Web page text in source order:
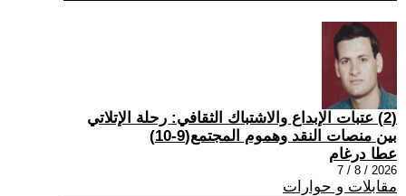
(2) عتبات الإبداع والاشتباك الثقافي: رحلة الإتلاتي
بين منصات النقد وهموم المجتمع(9-10)
عطا درغام
2026 / 8 / 7
مقابلات و حوارات